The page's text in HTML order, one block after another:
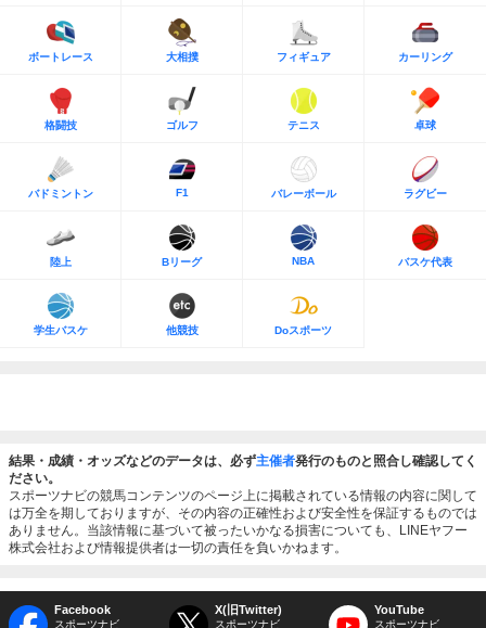
ボートレース 大相撲 フィギュア カーリング
格闘技 ゴルフ テニス 卓球
バドミントン F1 バレーボール ラグビー
陸上 Bリーグ NBA バスケ代表
学生バスケ 他競技 Doスポーツ
結果・成績・オッズなどのデータは、必ず主催者発行のものと照合し確認してく
ださい。
スポーツナビの競馬コンテンツのページ上に掲載されている情報の内容に関して
は万全を期しておりますが、その内容の正確性および安全性を保証するものでは
ありません。当該情報に基づいて被ったいかなる損害についても、LINEヤフー
株式会社および情報提供者は一切の責任を負いかねます。
Facebook
スポーツナビ
X(旧Twitter)
スポーツナビ
YouTube
スポーツナビ